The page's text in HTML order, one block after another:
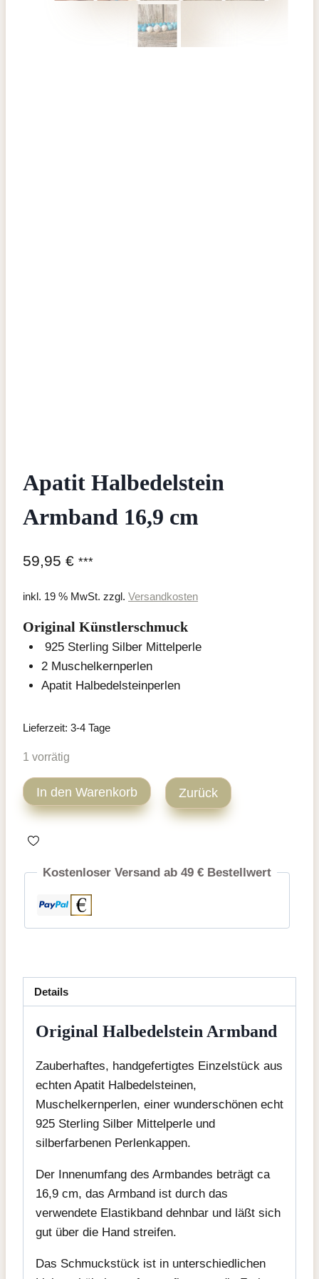
Apatit Halbedelstein
Armband 16,9 cm
59,95 € ***
inkl. 19 % MwSt. zzgl. Versandkosten
Original Künstlerschmuck
925 Sterling Silber Mittelperle
2 Muschelkernperlen
Apatit Halbedelsteinperlen
Lieferzeit: 3-4 Tage
1 vorrätig
Apatit
Halbedelstein
16,9
In den Warenkorb Zurück
Kostenloser Versand ab 49 € Bestellwert
Details
Original Halbedelstein Armband
Zauberhaftes, handgefertigtes Einzelstück aus
echten Apatit Halbedelsteinen,
Muschelkernperlen, einer wunderschönen echt
925 Sterling Silber Mittelperle und
silberfarbenen Perlenkappen.
Der Innenumfang des Armbandes beträgt ca
16,9 cm, das Armband ist durch das
verwendete Elastikband dehnbar und läßt sich
gut über die Hand streifen.
Das Schmuckstück ist in unterschiedlichen